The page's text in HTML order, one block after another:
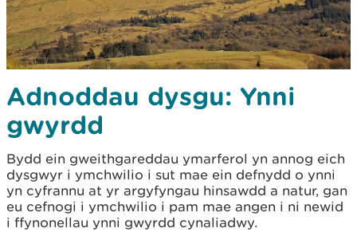
Adnoddau dysgu: Ynni
gwyrdd
Bydd ein gweithgareddau ymarferol yn annog eich
dysgwyr i ymchwilio i sut mae ein defnydd o ynni
yn cyfrannu at yr argyfyngau hinsawdd a natur, gan
eu cefnogi i ymchwilio i pam mae angen i ni newid
i ffynonellau ynni gwyrdd cynaliadwy.